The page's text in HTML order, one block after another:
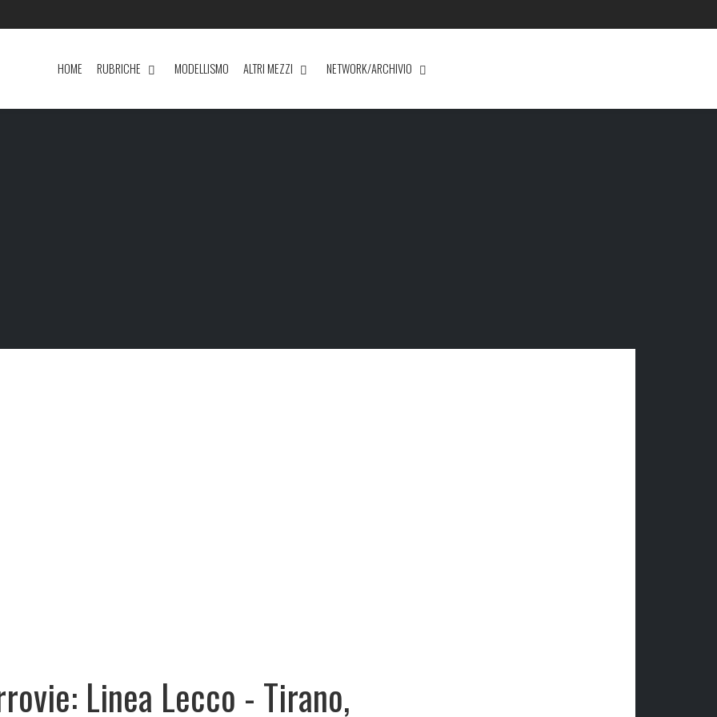
HOME RUBRICHE MODELLISMO ALTRI MEZZI NETWORK/ARCHIVIO
Linea Lecco - Tirano,